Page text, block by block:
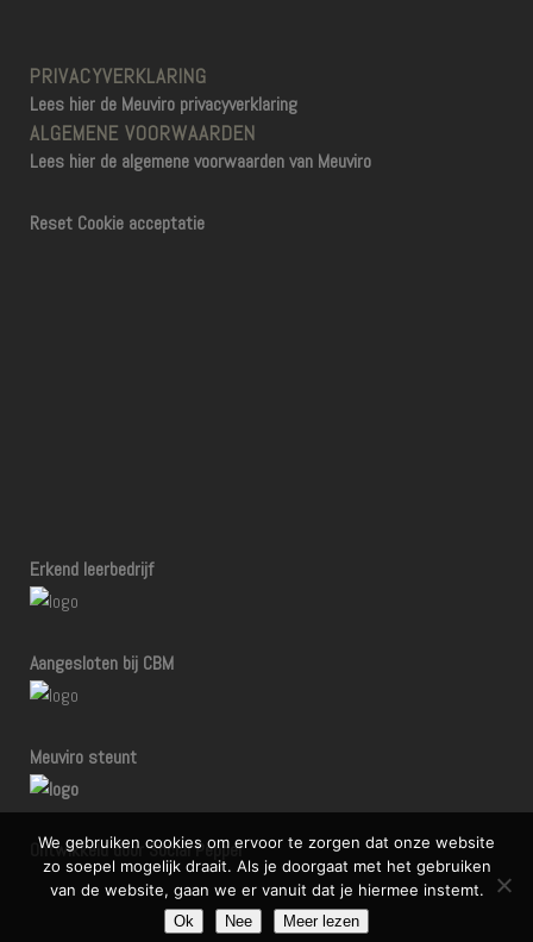
PRIVACYVERKLARING
Lees hier de Meuviro privacyverklaring
ALGEMENE VOORWAARDEN
Lees hier de algemene voorwaarden van Meuviro
Reset Cookie acceptatie
Erkend leerbedrijf
Aangesloten bij CBM
Meuviro steunt
Ontwikkeld door Social Pepper
We gebruiken cookies om ervoor te zorgen dat onze website
zo soepel mogelijk draait. Als je doorgaat met het gebruiken
van de website, gaan we er vanuit dat je hiermee instemt.
Ok Nee Meer lezen